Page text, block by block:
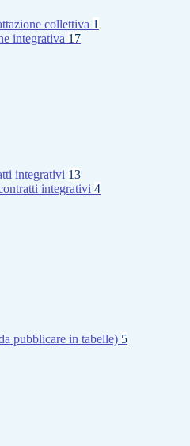
collettiva 1
integrativa 17
integrativi 13
integrativi 4
pubblicare in tabelle) 5